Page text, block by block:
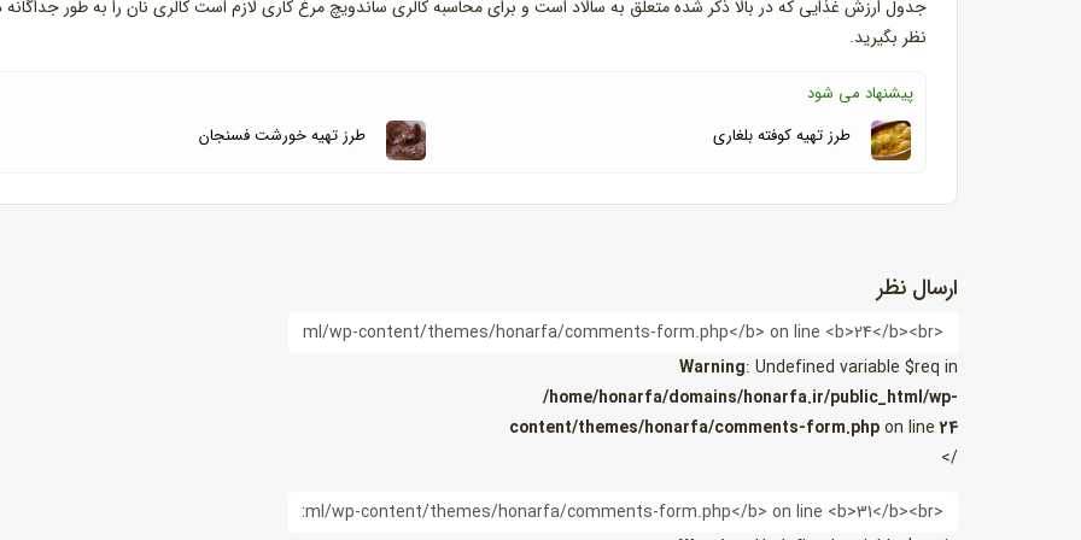
جدول ارزش غذایی که در بالا ذکر شده متعلق به سالاد است و برای محاسبه کالری ساندویچ مرغ کاری لازم است کالری نان را به طور جداگانه
نظر بگیرید.
پیشنهاد می شود
طرز تهیه کوفته بلغاری
طرز تهیه خورشت فسنجان
ارسال نظر
Warning: Undefined variable $req in
/home/honarfa/domains/honarfa.ir/public_html/wp-
content/themes/honarfa/comments-form.phpon line24
/>
ایمیل